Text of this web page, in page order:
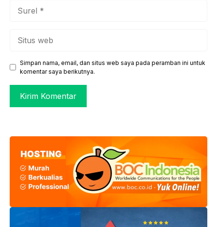
web
Simpan nama, email, dan situs web saya pada peramban ini untuk
komentar saya berikutnya.